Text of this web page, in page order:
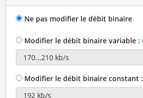
Ne pas modifier le débit binaire
Modifier le débit binaire variable :
Modifier le débit binaire constant :